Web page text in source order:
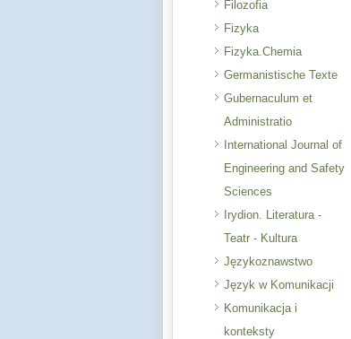
Filozofia
Fizyka
Fizyka.Chemia
Germanistische Texte
Gubernaculum et
Administratio
International Journal of
Engineering and Safety
Sciences
Irydion. Literatura -
Teatr - Kultura
Językoznawstwo
Język w Komunikacji
Komunikacja i
konteksty